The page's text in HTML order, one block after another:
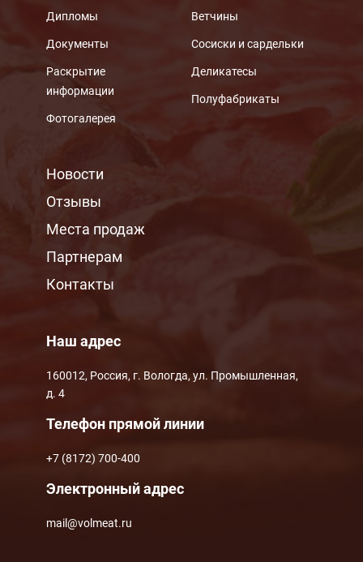
Дипломы
Документы
Раскрытие
информации
Фотогалерея
Ветчины
Сосиски и сардельки
Деликатесы
Полуфабрикаты
МЕНЮ ПОДВАЛА
Новости
Отзывы
Места продаж
Партнерам
Контакты
Наш адрес
160012, Россия, г. Вологда, ул. Промышленная,
д. 4
Телефон прямой линии
+7 (8172) 700-400
Электронный адрес
mail@volmeat.ru